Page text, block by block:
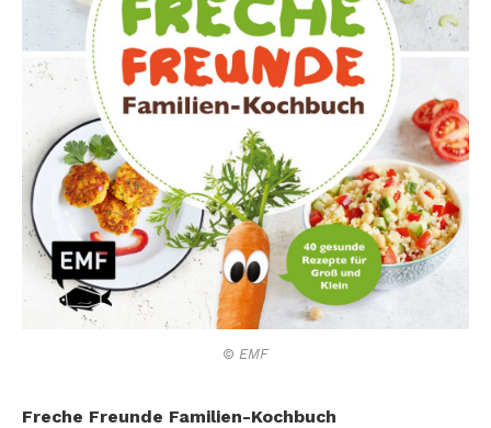
© EMF
Freche Freunde Familien-Kochbuch